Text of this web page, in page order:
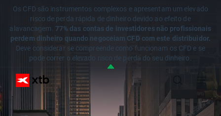
Os CFD são instrumentos complexos e apresentam um elevado
risco de perda rápida de dinheiro devido ao efeito de
alavancagem. 77% das contas de investidores não profissionais
perdem dinheiro quando negoceiam CFD com este distribuidor.
Deve considerar se compreende como funcionam os CFD e se
pode correr o elevado risco de perda do seu dinheiro.